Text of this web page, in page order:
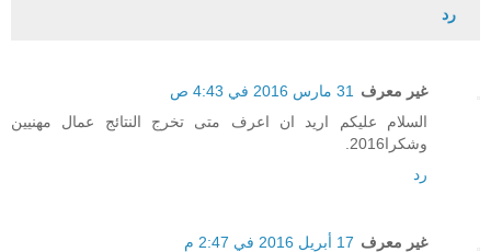
رد
غير معرف
31 مارس 2016 في 4:43 ص
السلام عليكم اريد ان اعرف متى تخرج النتائج عمال مهنيين
وشكرا2016.
رد
غير معرف 17 أبريل 2016 في 2:47 م